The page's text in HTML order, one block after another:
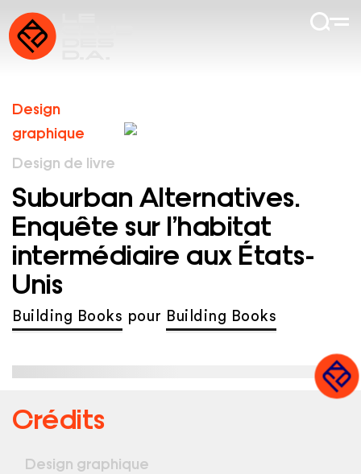
Design
graphique
Design de livre
Suburban Alternatives.
Enquête sur l’habitat
intermédiaire aux États-
Unis
Building Books pour Building Books
Crédits
Design graphique